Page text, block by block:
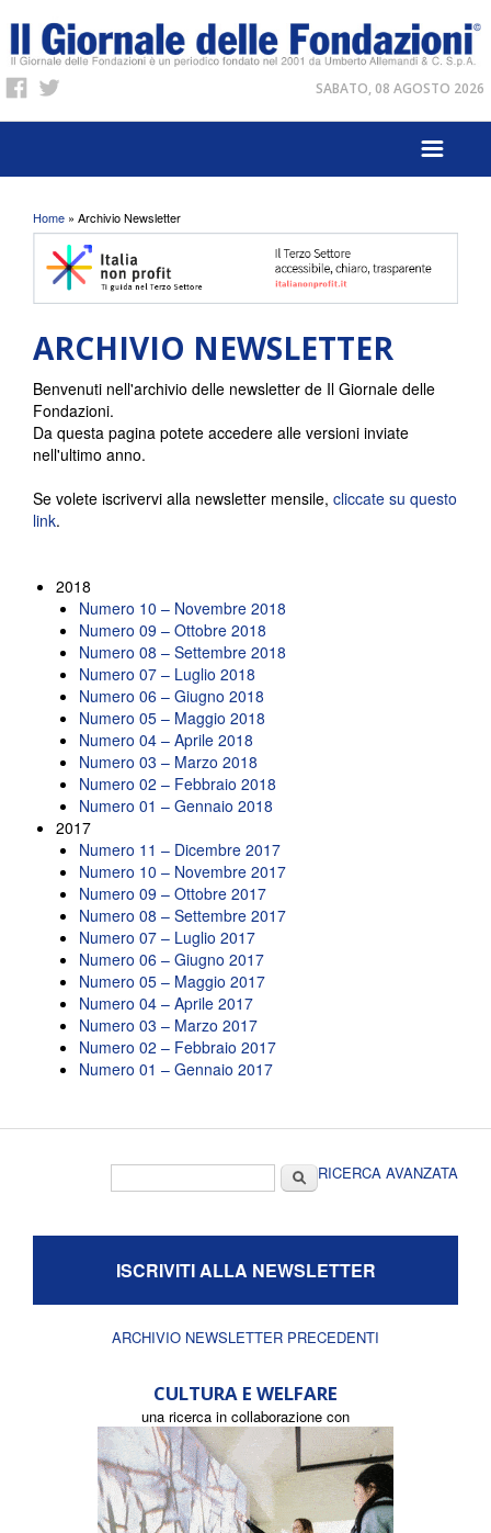
SABATO, 08 AGOSTO 2026
Tu sei qui
Home » Archivio Newsletter
ARCHIVIO NEWSLETTER
Benvenuti nell'archivio delle newsletter de Il Giornale delle
Fondazioni.
Da questa pagina potete accedere alle versioni inviate
nell'ultimo anno.
Se volete iscrivervi alla newsletter mensile, cliccate su questo
link.
2018
Numero 10 – Novembre 2018
Numero 09 – Ottobre 2018
Numero 08 – Settembre 2018
Numero 07 – Luglio 2018
Numero 06 – Giugno 2018
Numero 05 – Maggio 2018
Numero 04 – Aprile 2018
Numero 03 – Marzo 2018
Numero 02 – Febbraio 2018
Numero 01 – Gennaio 2018
2017
Numero 11 – Dicembre 2017
Numero 10 – Novembre 2017
Numero 09 – Ottobre 2017
Numero 08 – Settembre 2017
Numero 07 – Luglio 2017
Numero 06 – Giugno 2017
Numero 05 – Maggio 2017
Numero 04 – Aprile 2017
Numero 03 – Marzo 2017
Numero 02 – Febbraio 2017
Numero 01 – Gennaio 2017
CercaRICERCA AVANZATA
ISCRIVITI ALLA NEWSLETTER
ARCHIVIO NEWSLETTER PRECEDENTI
CULTURA E WELFARE
una ricerca in collaborazione con